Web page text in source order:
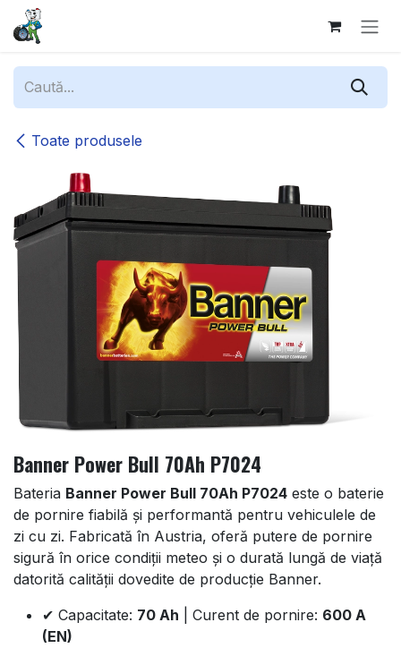
Sari la conținut
Toate produsele
Banner Power Bull 70Ah P7024
Bateria Banner Power Bull 70Ah P7024 este o baterie
de pornire fiabilă și performantă pentru vehiculele de
zi cu zi. Fabricată în Austria, oferă putere de pornire
sigură în orice condiții meteo și o durată lungă de viață
datorită calității dovedite de producție Banner.
✔ Capacitate: 70 Ah | Curent de pornire: 600 A
(EN)